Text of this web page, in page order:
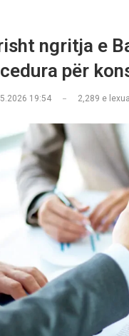
ngritja e
për
19:54 2,289 e